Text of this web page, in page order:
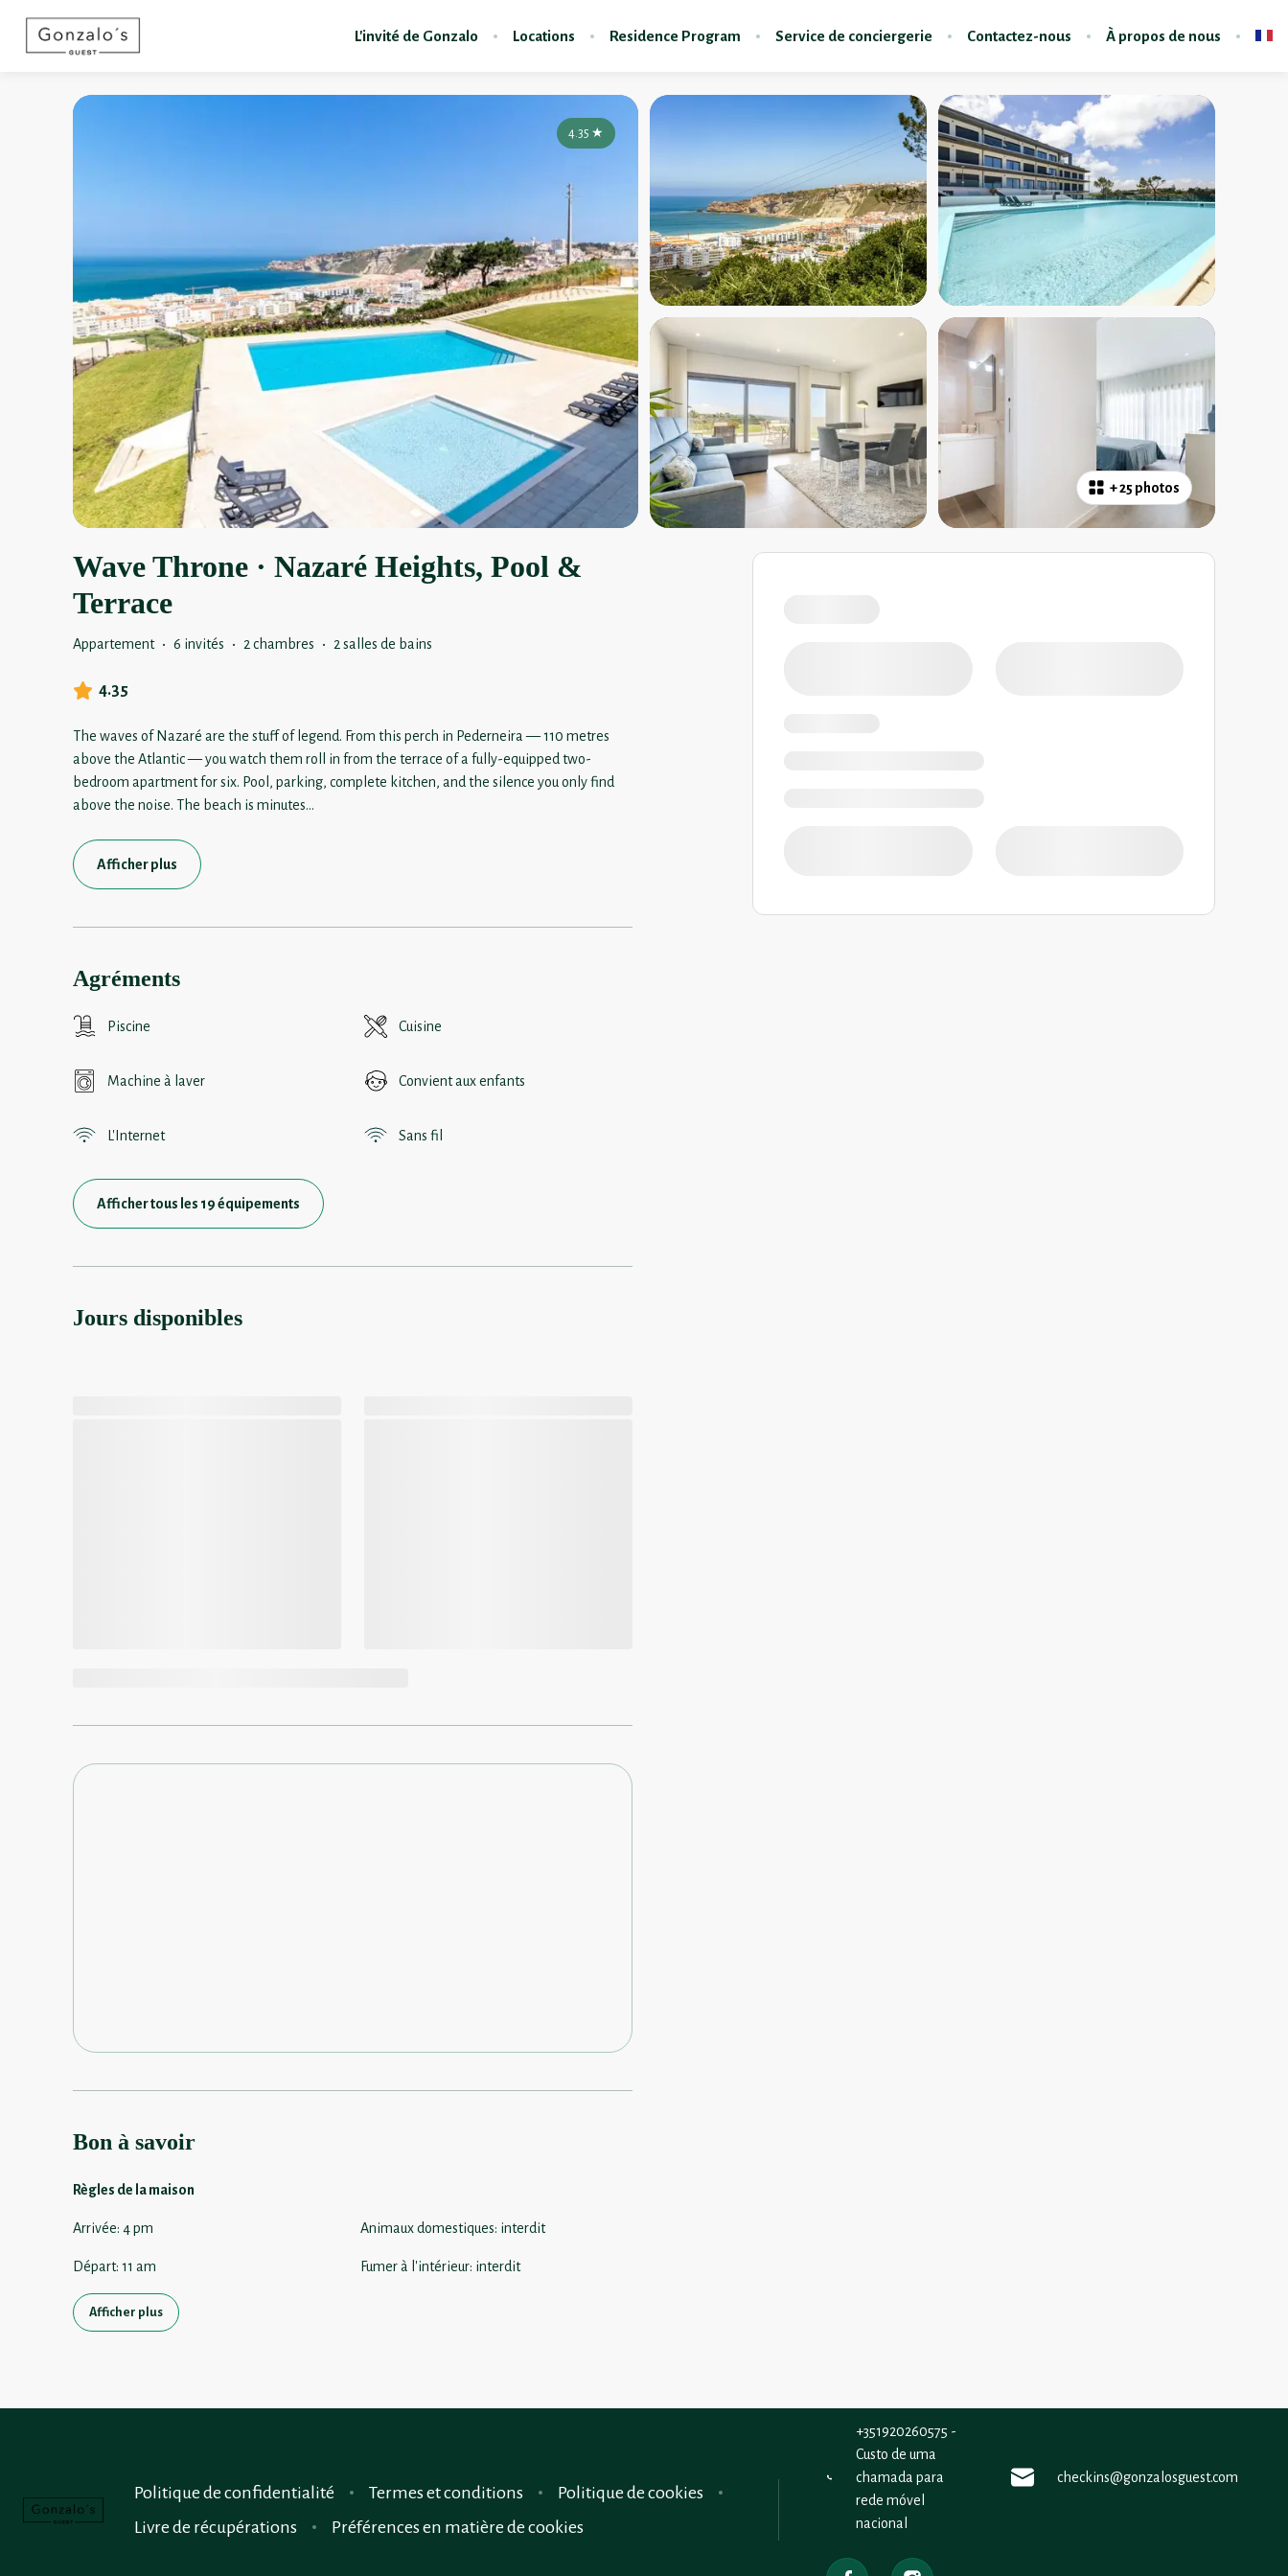
L'invité de Gonzalo Locations Residence Program Service de conciergerie Contactez-nous À propos de nous
+25 photos
4.35 ★
Wave Throne · Nazaré Heights, Pool &
Terrace
Appartement · 6 invités · 2 chambres · 2 salles de bains
4.35
The waves of Nazaré are the stuff of legend. From this perch in Pederneira — 110 metres
above the Atlantic — you watch them roll in from the terrace of a fully-equipped two-
bedroom apartment for six. Pool, parking, complete kitchen, and the silence you only find
above the noise. The beach is minutes...
Afficher plus
Agréments
Piscine Cuisine
Machine à laver Convient aux enfants
L'Internet Sans fil
Afficher tous les 19 équipements
Jours disponibles
Bon à savoir
Règles de la maison
Arrivée: 4 pm
Départ: 11 am
Animaux domestiques: interdit
Fumer à l'intérieur: interdit
Afficher plus
Politique de confidentialité Termes et conditions
Politique de cookies
Livre de récupérations
Préférences en matière de cookies
+351920260575 -
Custo de uma
chamada para
rede móvel
nacional
checkins@gonzalosguest.com